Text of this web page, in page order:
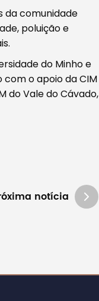
da comunidade
poluição e
do Minho e
o apoio da CIM
do Vale do Cávado,
notícia